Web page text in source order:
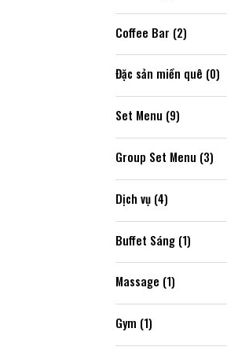
Coffee Bar (2)
Đặc sản miền quê (0)
Set Menu (9)
Group Set Menu (3)
Dịch vụ (4)
Buffet Sáng (1)
Massage (1)
Gym (1)